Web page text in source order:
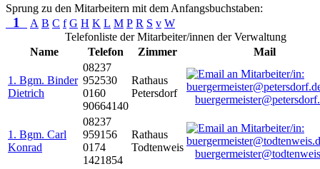
Sprung zu den Mitarbeitern mit dem Anfangsbuchstaben:
1 A B C f G H K L M P R S v W
Telefonliste der Mitarbeiter/innen der Verwaltung
Name
Telefon Zimmer Mail
1. Bgm. Binder
Dietrich
08237
952530
0160
90664140
Rathaus
Petersdorf
1. Bgm. Carl
Konrad
08237
959156
0174
1421854
Rathaus
Todtenweis